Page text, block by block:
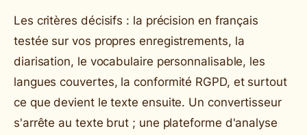
Les critères décisifs : la précision en français
testée sur vos propres enregistrements, la
diarisation, le vocabulaire personnalisable, les
langues couvertes, la conformité RGPD, et surtout
ce que devient le texte ensuite. Un convertisseur
s'arrête au texte brut ; une plateforme d'analyse